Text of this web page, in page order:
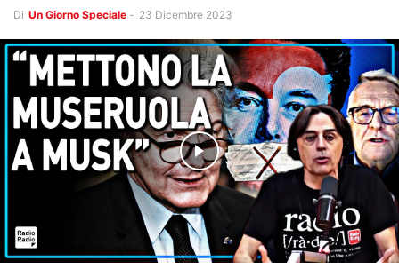
Di Un Giorno Speciale - 23 Dicembre 2023